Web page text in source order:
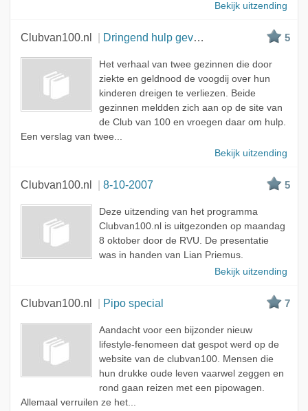
Bekijk uitzending
Clubvan100.nl Dringend hulp gevraagd! 5
Het verhaal van twee gezinnen die door
ziekte en geldnood de voogdij over hun
kinderen dreigen te verliezen. Beide
gezinnen meldden zich aan op de site van
de Club van 100 en vroegen daar om hulp.
Een verslag van twee...
Bekijk uitzending
Clubvan100.nl 8-10-2007 5
Deze uitzending van het programma
Clubvan100.nl is uitgezonden op maandag
8 oktober door de RVU. De presentatie
was in handen van Lian Priemus.
Bekijk uitzending
Clubvan100.nl Pipo special 7
Aandacht voor een bijzonder nieuw
lifestyle-fenomeen dat gespot werd op de
website van de clubvan100. Mensen die
hun drukke oude leven vaarwel zeggen en
rond gaan reizen met een pipowagen.
Allemaal verruilen ze het...